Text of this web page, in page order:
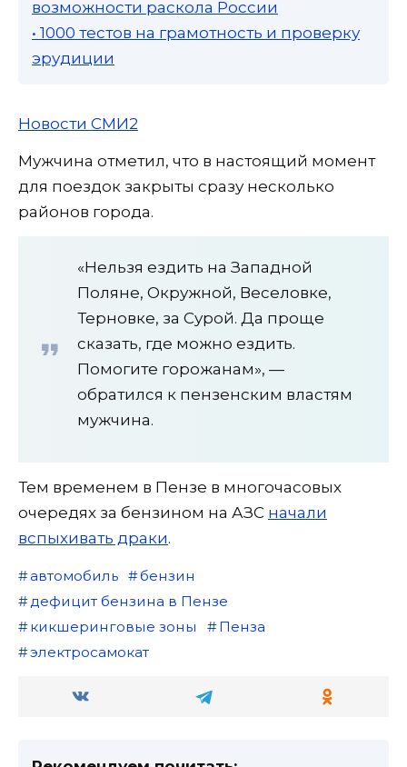
возможности раскола России
• 1000 тестов на грамотность и проверку
эрудиции
Новости СМИ2
Мужчина отметил, что в настоящий момент
для поездок закрыты сразу несколько
районов города.
«Нельзя ездить на Западной
Поляне, Окружной, Веселовке,
Терновке, за Сурой. Да проще
сказать, где можно ездить.
Помогите горожанам», —
обратился к пензенским властям
мужчина.
Тем временем в Пензе в многочасовых
очередях за бензином на АЗС начали
вспыхивать драки.
автомобиль
бензин
дефицит бензина в Пензе
кикшеринговые зоны
Пенза
электросамокат